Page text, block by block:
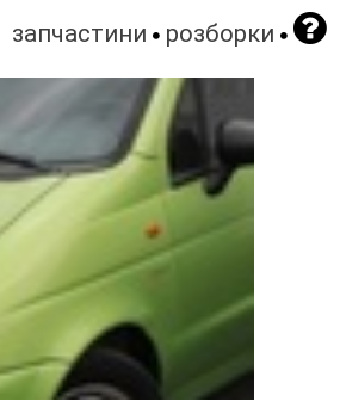
запчастини розборки